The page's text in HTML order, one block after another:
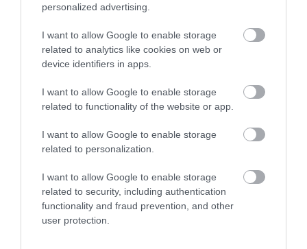
personalized advertising.
I want to allow Google to enable storage
related to analytics like cookies on web or
device identifiers in apps.
I want to allow Google to enable storage
related to functionality of the website or app.
I want to allow Google to enable storage
related to personalization.
I want to allow Google to enable storage
related to security, including authentication
functionality and fraud prevention, and other
user protection.
HAJÓSOK AZ ÓCEÁNON
KÖVETKEZŐ CIKK
A DISZNÓ, AMELY ÚGY FEST, MINT EGY ÉLŐ DÁN ZÁSZLÓ
HASONLÓ ÉRDEKESSÉGEK